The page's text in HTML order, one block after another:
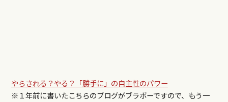
やらされる？やる？「勝手に」の自主性のパワー
※１年前に書いたこちらのブログがブラボーですので、もう一